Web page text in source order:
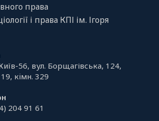
права
і права КПІ ім. Ігоря
56, вул. Борщагівська, 124,
кiмн. 329
204 91 61